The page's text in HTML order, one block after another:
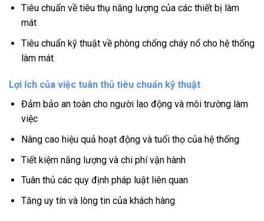
Tiêu chuẩn về tiêu thụ năng lượng của các thiết bị làm
mát
Tiêu chuẩn kỹ thuật về phòng chống cháy nổ cho hệ thống
làm mát
Lợi ích của việc tuân thủ tiêu chuẩn kỹ thuật
Đảm bảo an toàn cho người lao động và môi trường làm
việc
Nâng cao hiệu quả hoạt động và tuổi thọ của hệ thống
Tiết kiệm năng lượng và chi phí vận hành
Tuân thủ các quy định pháp luật liên quan
Tăng uy tín và lòng tin của khách hàng